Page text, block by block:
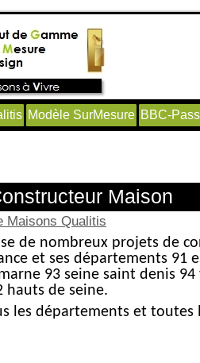
Modèle SurMesure BBC-
Maison
Maisons Qualitis
de nombreux projets de
et ses départements 91
93 seine saint denis
hauts de seine.
les départements et toutes